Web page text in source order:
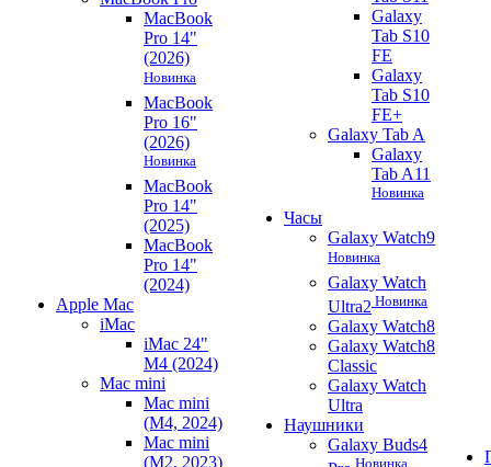
MacBook
Pro 14"
(2026)
Новинка
MacBook
Pro 16"
(2026)
Новинка
MacBook
Pro 14"
(2025)
MacBook
Pro 14"
(2024)
Apple Mac
iMac
iMac 24"
M4 (2024)
Mac mini
Mac mini
(M4, 2024)
Mac mini
(M2, 2023)
Galaxy
Tab S10
FE
Galaxy
Tab S10
FE+
Galaxy Tab A
Galaxy
Tab A11
Новинка
Часы
Galaxy Watch9
Новинка
Galaxy Watch
Ultra2 Новинка
Galaxy Watch8
Galaxy Watch8
Classic
Galaxy Watch
Ultra
Наушники
Galaxy Buds4
Новинка